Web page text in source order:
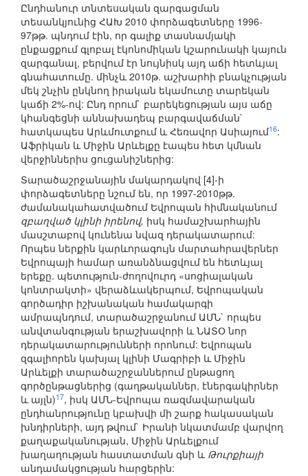
Ընդհանուր տնտեսական զարգացման
տեսանկյունից ՀԱԽ 2010 փորձագետները 1996-
97թթ. պնդում էին, որ գալիք տասնամյակի
ընքացքում գլոբալ էկոնոմիկան կշարունակի կայուն
զարգանալ, բերվում էր նույնիսկ այդ աճի հետևյալ
գնահատումը. մինչև 2010թ. աշխարհի բնակչության
մեկ շնչին ընկնող իրական եկամուտը տարեկան
կաճի 2%-ով: Ընդ որում` բարեկեցության այս աճը
կհանգեցնի աննախադեպ բարգավաճման`
հատկապես Արևմուտքում և Հեռավոր Ասիայում16:
Աֆրիկան և Միջին Արևելքը էապես հետ կմնան
վերջիններիս ցուցանիշներից:
Տարածաշրջանային մակարդակով [4]-ի
փորձագետները նշում են, որ 1997-2010թթ.
ժամանակահատվածում Եվրոպան հիմնականում
զբաղված կլինի իրենով, իսկ համաշխարհային
մասշտաբով կունենա նվազ դերակատարում:
Որպես ներքին կարևորագույն մարտահրավերներ
Եվրոպայի համար առանձնացվում են հետևյալ
երեքը. պետություն-ժողովուրդ «սոցիալական
կոնտրակտի» վերաձևակերպում, Եվրոպական
գործադիր իշխանական համակարգի
ամրապնդում, տարածաշրջանում ԱՄՆ` որպես
անվտանգության երաշխավորի և ՆԱՏՕ նոր
դերակատարությունների որոնում: Եվրոպան
զգալիորեն կախյալ կլինի Մագրիբի և Միջին
Արևելքի տարածաշրջաններում ընթացող
գործընթացներից (գաղթականներ, էներգակիրներ
և այլն)17, իսկ ԱՄՆ-Եվրոպա ռազմավարական
ընդհանրությունը կբախվի մի շարք հակասական
խնդիրների, այդ թվում` Իրանի նկատմամբ վարվող
քաղաքականության, Միջին Արևելքում
խաղաղության հաստատման գնի և Թուրքիայի
անդամակցության հարցերին: